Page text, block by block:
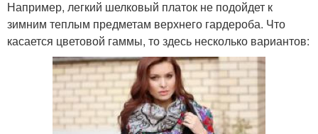
Например, легкий шелковый платок не подойдет к
зимним теплым предметам верхнего гардероба. Что
касается цветовой гаммы, то здесь несколько вариантов: